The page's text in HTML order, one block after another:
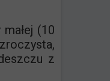
(10
z